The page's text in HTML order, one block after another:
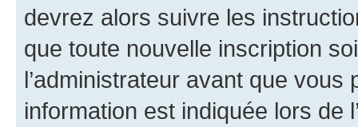
devrez alors suivre les
que toute nouvelle inscription
l’administrateur avant que
information est indiquée lors de